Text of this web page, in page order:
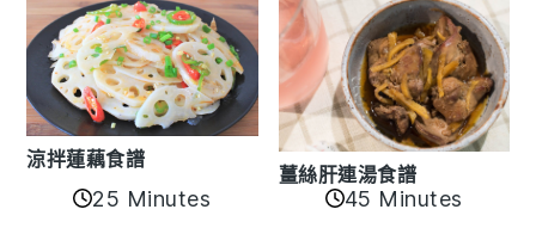
涼拌蓮藕食譜
25 Minutes
薑絲肝連湯食譜
45 Minutes